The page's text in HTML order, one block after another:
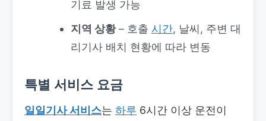
기료 발생 가능
지역 상황– 호출 시간, 날씨, 주변 대
리기사 배치 현황에 따라 변동
특별 서비스 요금
일일기사 서비스는 하루 6시간 이상 운전이